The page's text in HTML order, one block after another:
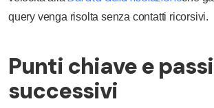
query venga risolta senza contatti ricorsivi.
Punti chiave e passi
successivi